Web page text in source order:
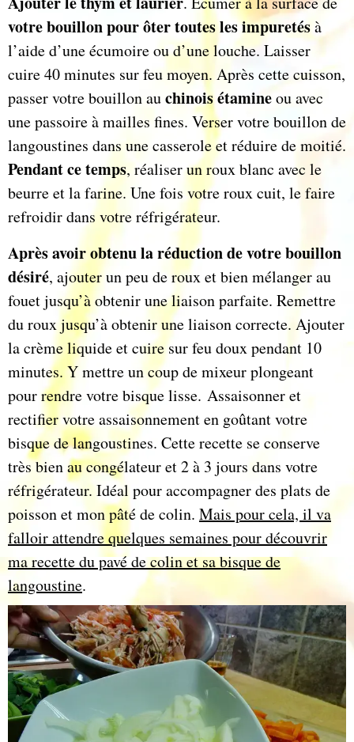
votre bouillon pour ôter toutes les impuretésà
l’aide d’une écumoire ou d’une louche. Laisser
cuire 40 minutes sur feu moyen. Après cette cuisson,
passer votre bouillon auchinois étamineou avec
une passoire à mailles fines. Verser votre bouillon de
langoustines dans une casserole et réduire de moitié.
Pendant ce temps, réaliser un roux blanc avec le
beurre et la farine. Une fois votre roux cuit, le faire
refroidir dans votre réfrigérateur.
Après avoir obtenu la réduction de votre bouillon
désiré, ajouter un peu de roux et bien mélanger au
fouet jusqu’à obtenir une liaison parfaite. Remettre
du roux jusqu’à obtenir une liaison correcte. Ajouter
la crème liquide et cuire sur feu doux pendant 10
minutes. Y mettre un coup de mixeur plongeant
pour rendre votre bisque lisse. Assaisonner et
rectifier votre assaisonnement en goûtant votre
bisque de langoustines. Cette recette se conserve
très bien au congélateur et 2 à 3 jours dans votre
réfrigérateur. Idéal pour accompagner des plats de
poisson et mon pâté de colin. Mais pour cela, il va
falloir attendre quelques semaines pour découvrir
ma recette du pavé de colin et sa bisque de
langoustine.